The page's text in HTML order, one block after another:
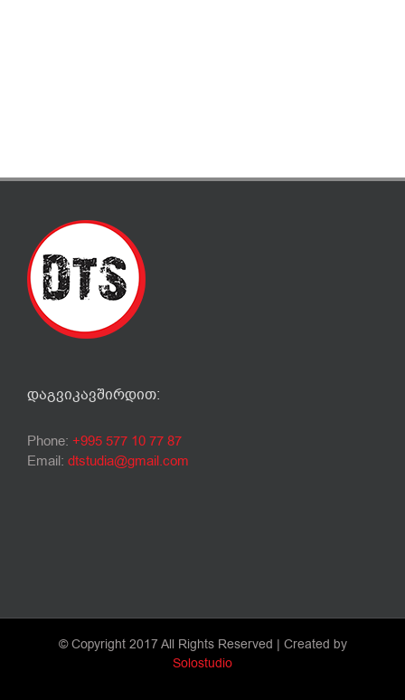
ᲓᲐᲒᲕᲘᲙᲐᲕᲨᲘᲠᲓᲘᲗ:
Phone: +995 577 10 77 87
Email: dtstudia@gmail.com
© Copyright 2017 All Rights Reserved | Created by
Solostudio